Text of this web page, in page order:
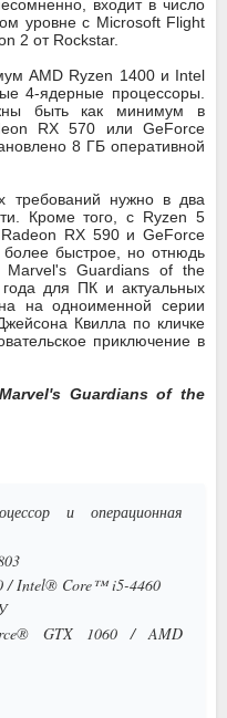
входит в число
уровне с Microsoft Flight
2 от Rockstar.
AMD Ryzen 1400 и Intel
4-ядерные процессоры.
быть как минимум в
RX 570 или GeForce
8 ГБ оперативной
требований нужно в два
Кроме того, с Ryzen 5
RX 590 и GeForce
более быстрое, но отнюдь
Marvel's Guardians of the
для ПК и актуальных
на одноименной серии
Квилла по кличке
приключение в
Guardians of the
и операционная
/ Intel® Core™ i5-4460
GTX 1060 / AMD